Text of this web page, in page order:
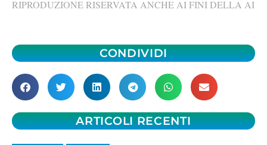
RIPRODUZIONE RISERVATA ANCHE AI FINI DELLA AI
CONDIVIDI
ARTICOLI RECENTI